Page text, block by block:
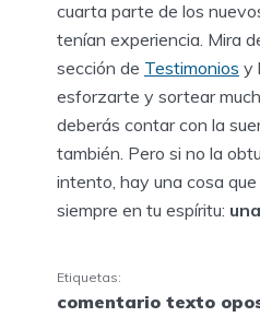
cuarta parte de los
tenían experiencia. Mira
sección de Testimonios y
esforzarte y sortear
deberás contar con la
también. Pero si no la
intento, hay una cosa
siempre en tu espíritu:
Etiquetas:
comentario texto